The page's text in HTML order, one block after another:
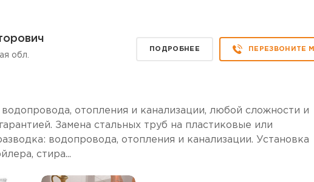
обл.
ПОДРОБНЕЕ ПЕРЕЗВОНИТЕ
водопровода, отопления и канализации, любой сложности и
Замена стальных труб на пластиковые или
водопровода, отопления и канализации. Установка
стира...